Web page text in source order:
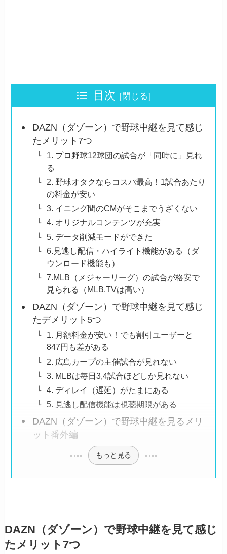
目次
DAZN（ダゾーン）で野球中継を見て感じ
たメリット7つ
1. プロ野球12球団の試合が「同時に」見れ
る
2. 野球オタクならコスパ最高！1試合あたり
の料金が安い
3. イニング間のCMがそこまでうざくない
4. オリジナルコンテンツが充実
5. データ削減モードができた
6.見逃し配信・ハイライト機能がある（ダ
ウンロード機能も）
7.MLB（メジャーリーグ）の試合が格安で
見られる（MLB.TVは高い）
DAZN（ダゾーン）で野球中継を見て感じ
たデメリット5つ
1. 月額料金が安い！でも割引ユーザーと
847円も差がある
2. 広島カープの主催試合が見れない
3. MLBは毎日3,4試合ほどしか見れない
4. ディレイ（遅延）がたまにある
5. 見逃し配信機能は視聴期限がある
DAZN（ダゾーン）で野球中継を見るメリ
ット番外編
もっと見る
DAZN（ダゾーン）で野球中継を見て感じ
たメリット7つ